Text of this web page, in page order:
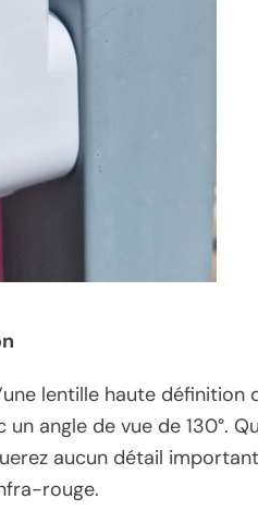
lentille haute
un angle de vue de 130°.
aucun détail
rouge.